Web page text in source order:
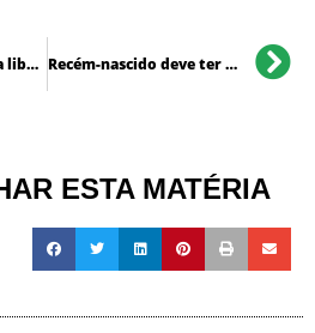
HDI seguros compra liberty, assit seguros e aliro Recém-nascido deve ter internação custeada pelo plano de saúde
ESTA MATÉRIA